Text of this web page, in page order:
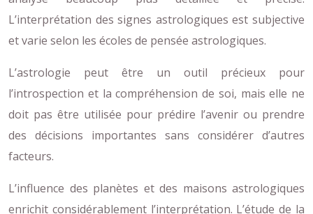
L’interprétation des signes astrologiques est subjective
et varie selon les écoles de pensée astrologiques.
L’astrologie peut être un outil précieux pour
l’introspection et la compréhension de soi, mais elle ne
doit pas être utilisée pour prédire l’avenir ou prendre
des décisions importantes sans considérer d’autres
facteurs.
L’influence des planètes et des maisons astrologiques
enrichit considérablement l’interprétation. L’étude de la